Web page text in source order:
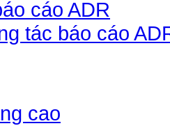
cáo ADR
tác báo cáo
cao